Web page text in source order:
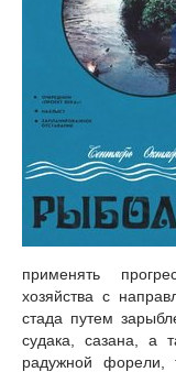
применять
хозяйства с
стада путем
судака, сазана, а
радужной форели,